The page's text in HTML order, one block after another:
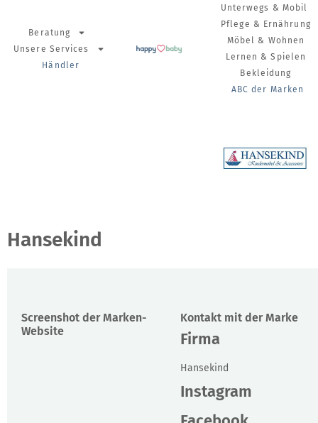
Beratung
Unsere Services
Händler
Unterwegs & Mobil
Pflege & Ernährung
Möbel & Wohnen
Lernen & Spielen
Bekleidung
ABC der Marken
Hansekind
Screenshot der Marken-
Website
Kontakt mit der Marke
Firma
Hansekind
Instagram